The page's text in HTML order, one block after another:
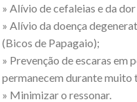
» Alívio de cefaleias e da
» Alívio da doença
(Bicos de Papagaio);
» Prevenção de escaras em
permanecem durante muito
» Minimizar o ressonar.